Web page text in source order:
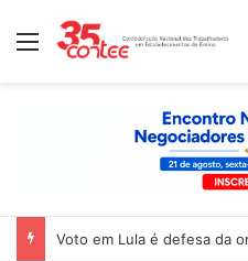
Menu
Voto em Lula é defesa da